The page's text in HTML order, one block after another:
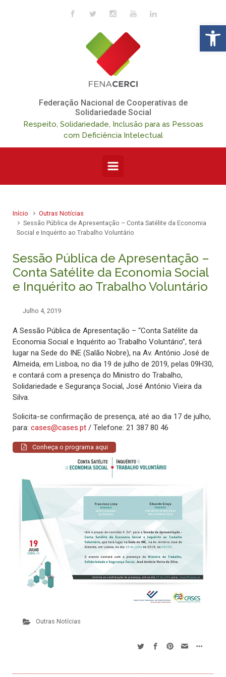
Federação Nacional de Cooperativas de
Solidariedade Social
Respeito, Solidariedade, Inclusão para as Pessoas
com Deficiência Intelectual
Início
Outras Notícias
Sessão Pública de Apresentação – Conta Satélite da Economia
Social e Inquérito ao Trabalho Voluntário
Sessão Pública de Apresentação –
Conta Satélite da Economia Social
e Inquérito ao Trabalho Voluntário
Julho 4, 2019
A Sessão Pública de Apresentação – “Conta Satélite da
Economia Social e Inquérito ao Trabalho Voluntário”, terá
lugar na Sede do INE (Salão Nobre), na Av. António José de
Almeida, em Lisboa, no dia 19 de julho de 2019, pelas 09H30,
e contará com a presença do Ministro do Trabalho,
Solidariedade e Segurança Social, José António Vieira da
Silva.
Solicita-se confirmação de presença, até ao dia 17 de julho,
para: cases@cases.pt / Telefone: 21 387 80 46
Conheça o programa aqui
Outras Notícias